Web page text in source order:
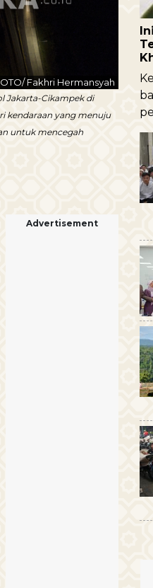
Fakhri Hermansyah
Jakarta-Cikampek di
kendaraan yang menuju
untuk mencegah
Advertisement